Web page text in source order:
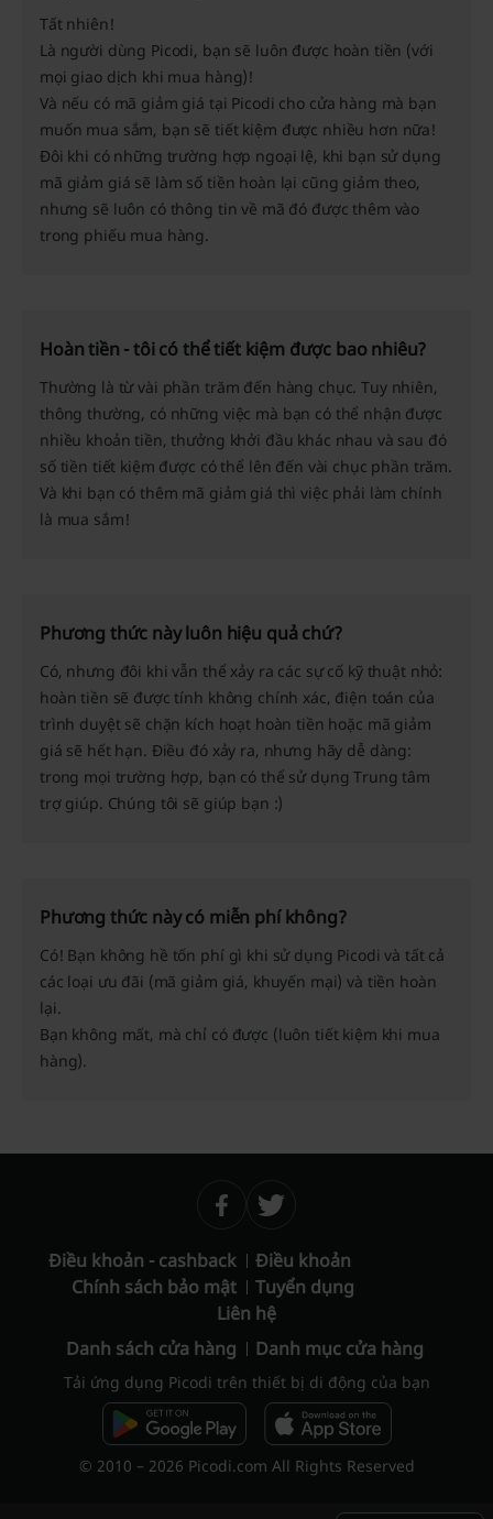
Tất nhiên!
Là người dùng Picodi, bạn sẽ luôn được hoàn tiền (với
mọi giao dịch khi mua hàng)!
Và nếu có mã giảm giá tại Picodi cho cửa hàng mà bạn
muốn mua sắm, bạn sẽ tiết kiệm được nhiều hơn nữa!
Đôi khi có những trường hợp ngoại lệ, khi bạn sử dụng
mã giảm giá sẽ làm số tiền hoàn lại cũng giảm theo,
nhưng sẽ luôn có thông tin về mã đó được thêm vào
trong phiếu mua hàng.
Hoàn tiền - tôi có thể tiết kiệm được bao nhiêu?
Thường là từ vài phần trăm đến hàng chục. Tuy nhiên,
thông thường, có những việc mà bạn có thể nhận được
nhiều khoản tiền, thưởng khởi đầu khác nhau và sau đó
số tiền tiết kiệm được có thể lên đến vài chục phần trăm.
Và khi bạn có thêm mã giảm giá thì việc phải làm chính
là mua sắm!
Phương thức này luôn hiệu quả chứ?
Có, nhưng đôi khi vẫn thể xảy ra các sự cố kỹ thuật nhỏ:
hoàn tiền sẽ được tính không chính xác, điện toán của
trình duyệt sẽ chặn kích hoạt hoàn tiền hoặc mã giảm
giá sẽ hết hạn. Điều đó xảy ra, nhưng hãy dễ dàng:
trong mọi trường hợp, bạn có thể sử dụng Trung tâm
trợ giúp. Chúng tôi sẽ giúp bạn :)
Phương thức này có miễn phí không?
Có! Bạn không hề tốn phí gì khi sử dụng Picodi và tất cả
các loại ưu đãi (mã giảm giá, khuyến mại) và tiền hoàn
lại.
Bạn không mất, mà chỉ có được (luôn tiết kiệm khi mua
hàng).
Điều khoản - cashback
Điều khoản
Chính sách bảo mật
Tuyển dụng
Liên hệ
Danh sách cửa hàng
Danh mục cửa hàng
Tải ứng dụng Picodi trên thiết bị di động của bạn
© 2010 – 2026 Picodi.com All Rights Reserved